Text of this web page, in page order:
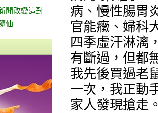
聞改變這對
仙
病、慢性腸胃
官能癥、婦科
四季虛汗淋漓
有斷過，但都
我先後買過老
一次，我正動
家人發現搶走